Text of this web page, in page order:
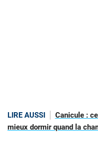
LIRE AUSSI
Canicule :
mieux dormir quand la